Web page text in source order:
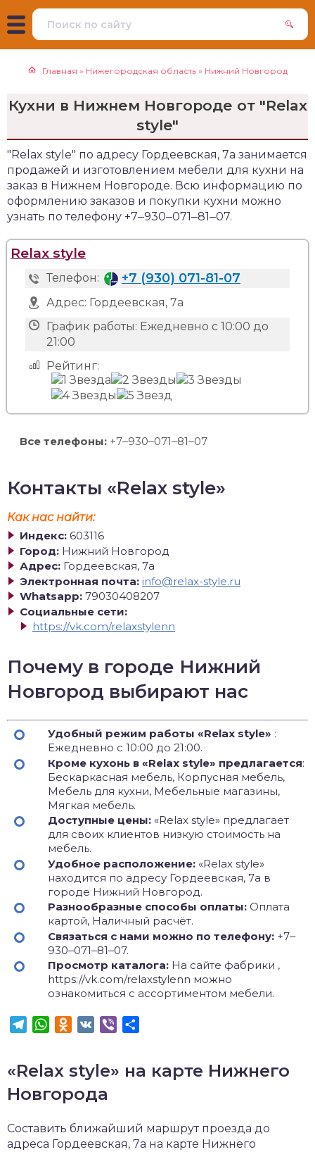
Главная » Нижегородская область » Нижний Новгород
Кухни в Нижнем Новгороде от "Relax
style"
"Relax style" по адресу Гордеевская, 7а занимается
продажей и изготовлением мебели для кухни на
заказ в Нижнем Новгороде. Всю информацию по
оформлению заказов и покупки кухни можно
узнать по телефону +7‒930‒071‒81‒07.
Relax style
Телефон: +7 (930) 071-81-07
Адрес: Гордеевская, 7а
График работы: Ежедневно с 10:00 до
21:00
Рейтинг:
Все телефоны: +7‒930‒071‒81‒07
Контакты «Relax style»
Как нас найти:
Индекс: 603116
Город: Нижний Новгород
Адрес: Гордеевская, 7а
Электронная почта: info@relax-style.ru
Whatsapp: 79030408207
Социальные сети:
https://vk.com/relaxstylenn
Почему в городе Нижний
Новгород выбирают нас
Удобный режим работы «Relax style» :
Ежедневно с 10:00 до 21:00.
Кроме кухонь в «Relax style» предлагается:
Бескаркасная мебель, Корпусная мебель,
Мебель для кухни, Мебельные магазины,
Мягкая мебель.
Доступные цены: «Relax style» предлагает
для своих клиентов низкую стоимость на
мебель.
Удобное расположение: «Relax style»
находится по адресу Гордеевская, 7а в
городе Нижний Новгород.
Разнообразные способы оплаты: Оплата
картой, Наличный расчёт.
Связаться с нами можно по телефону: +7‒
930‒071‒81‒07.
Просмотр каталога: На сайте фабрики ,
https://vk.com/relaxstylenn можно
ознакомиться с ассортиментом мебели.
TelegramWhatsApp
Odnoklassniki
VK Viber
«Relax style» на карте Нижнего
Новгорода
Составить ближайший маршрут проезда до
адреса Гордеевская, 7а на карте Нижнего